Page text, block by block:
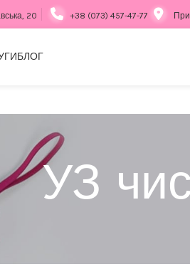
20 +38 (073) 457-47-77
БЛОГ
УЗ